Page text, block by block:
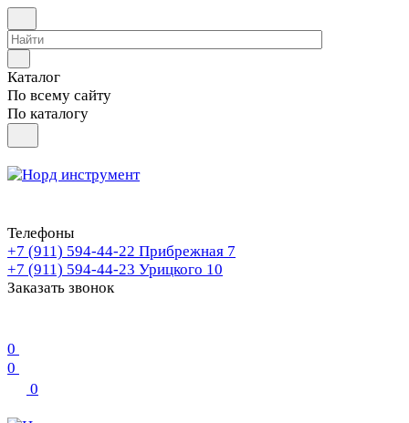
Каталог
По всему сайту
По каталогу
Телефоны
+7 (911) 594-44-22 Прибрежная 7
+7 (911) 594-44-23 Урицкого 10
Заказать звонок
0
0
0